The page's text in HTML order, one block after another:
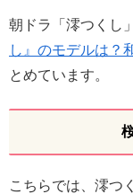
朝ドラ「澪つくし
し』のモデルは？
とめています。
こちらでは、澪つ